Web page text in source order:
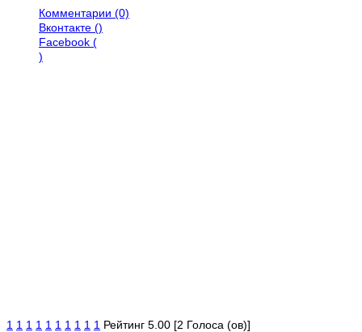
Комментарии (0)
Вконтакте ()
Facebook (
)
1 1 1 1 1 1 1 1 1 1 Рейтинг 5.00 [2 Голоса (ов)]